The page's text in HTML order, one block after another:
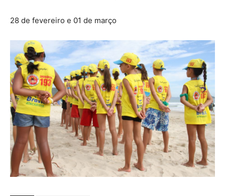
28 de fevereiro e 01 de março